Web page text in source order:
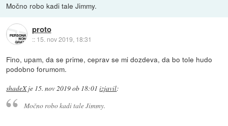
Močno robo kadi tale Jimmy.
proto
:: 15. nov 2019, 18:31
Fino, upam, da se prime, ceprav se mi dozdeva, da bo tole hudo
podobno forumom.
shadeXje 15. nov 2019 ob 18:01 izjavil:
Močno robo kadi tale Jimmy.